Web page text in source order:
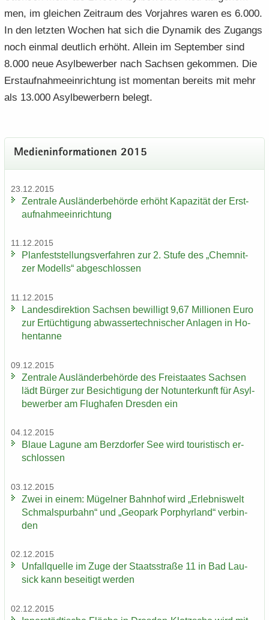
men, im glei­chen Zeit­raum des Vor­jah­res waren es 6.000.
In den letz­ten Wo­chen hat sich die Dy­na­mik des Zu­gangs
noch ein­mal deut­lich er­höht. Al­lein im Sep­tem­ber sind
8.000 neue Asyl­be­wer­ber nach Sach­sen ge­kom­men. Die
Erst­auf­nah­me­ein­rich­tung ist mo­men­tan be­reits mit mehr
als 13.000 Asyl­be­wer­bern be­legt.
Me­di­en­in­for­ma­tio­nen 2015
23.12.2015
Zen­tra­le Aus­län­der­be­hör­de er­höht Ka­pa­zi­tät der Erst­
auf­nah­me­ein­rich­tung
11.12.2015
Plan­fest­stel­lungs­ver­fah­ren zur 2. Stufe des „Chem­nit­
zer Mo­dells“ ab­ge­schlos­sen
11.12.2015
​
Landesdirektion Sach­sen be­wil­ligt 9,67 Mil­lio­nen Euro
zur Er­tüch­ti­gung ab­was­ser­tech­ni­scher An­la­gen in Ho­
hen­tan­ne
09.12.2015
Zen­tra­le Aus­län­der­be­hör­de des Frei­staa­tes Sach­sen
lädt Bür­ger zur Be­sich­ti­gung der Not­un­ter­kunft für Asyl­
be­wer­ber am Flug­ha­fen Dres­den ein
04.12.2015
Blaue La­gu­ne am Berz­dor­fer See wird tou­ris­tisch er­
schlos­sen
03.12.2015
Zwei in einem: Mü­gel­ner Bahn­hof wird „Er­leb­nis­welt
Schmal­spur­bahn“ und „Geo­park Por­phyr­land“ ver­bin­
den
02.12.2015
Un­fall­quel­le im Zuge der Staats­stra­ße 11 in Bad Lau­
sick kann be­sei­tigt wer­den
02.12.2015